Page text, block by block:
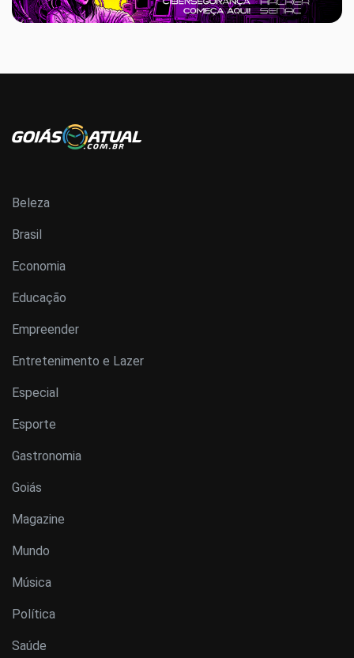
Beleza
Brasil
Economia
Educação
Empreender
Entretenimento e Lazer
Especial
Esporte
Gastronomia
Goiás
Magazine
Mundo
Música
Política
Saúde